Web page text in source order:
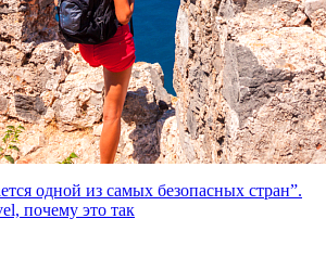
одной из самых безопасных стран”.
почему это так